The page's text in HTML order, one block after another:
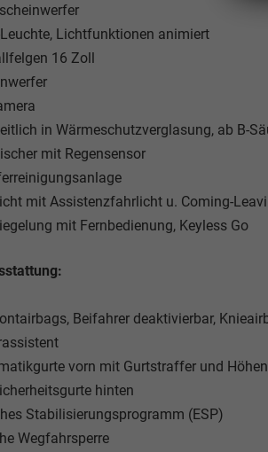
Leuchte, Lichtfunktionen animiert
16 Zoll
in Wärmeschutzverglasung, ab B-
mit Regensensor
mit Assistenzfahrlicht u. Coming-
mit Fernbedienung, Keyless Go
Beifahrer deaktivierbar,
vorn mit Gurtstraffer und
hinten
Stabilisierungsprogramm (ESP)
Wegfahrsperre